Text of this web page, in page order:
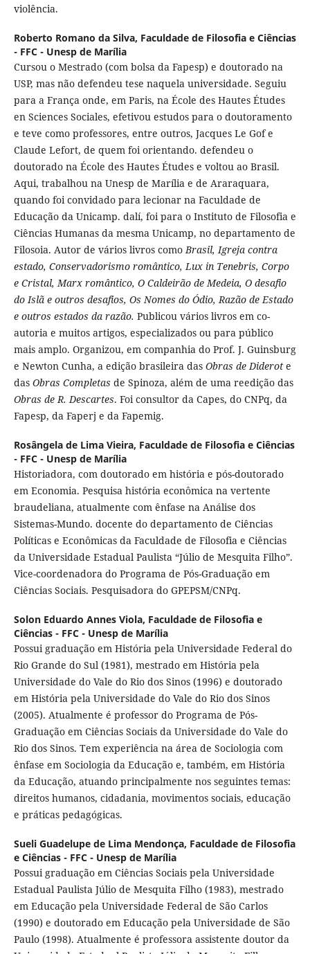
violência.
Roberto Romano da Silva, Faculdade de Filosofia e Ciências
- FFC - Unesp de Marília
Cursou o Mestrado (com bolsa da Fapesp) e doutorado na
USP, mas não defendeu tese naquela universidade. Seguiu
para a França onde, em Paris, na École des Hautes Études
en Sciences Sociales, efetivou estudos para o doutoramento
e teve como professores, entre outros, Jacques Le Gof e
Claude Lefort, de quem foi orientando. defendeu o
doutorado na École des Hautes Études e voltou ao Brasil.
Aqui, trabalhou na Unesp de Marília e de Araraquara,
quando foi convidado para lecionar na Faculdade de
Educação da Unicamp. dalí, foi para o Instituto de Filosofia e
Ciências Humanas da mesma Unicamp, no departamento de
Filosoia. Autor de vários livros comoBrasil, Igreja contra
estado, Conservadorismo romântico, Lux in Tenebris, Corpo
e Cristal, Marx romântico, O Caldeirão de Medeia, O desafio
do Islã e outros desafios, Os Nomes do Ódio, Razão de Estado
e outros estados da razão. Publicou vários livros em co-
autoria e muitos artigos, especializados ou para público
mais amplo. Organizou, em companhia do Prof. J. Guinsburg
e Newton Cunha, a edição brasileira das Obras de Diderote
dasObras Completas de Spinoza, além de uma reedição das
Obras de R. Descartes. Foi consultor da Capes, do CNPq, da
Fapesp, da Faperj e da Fapemig.
Rosângela de Lima Vieira, Faculdade de Filosofia e Ciências
- FFC - Unesp de Marília
Historiadora, com doutorado em história e pós-doutorado
em Economia. Pesquisa história econômica na vertente
braudeliana, atualmente com ênfase na Análise dos
Sistemas-Mundo. docente do departamento de Ciências
Políticas e Econômicas da Faculdade de Filosofia e Ciências
da Universidade Estadual Paulista “Júlio de Mesquita Filho”.
Vice-coordenadora do Programa de Pós-Graduação em
Ciências Sociais. Pesquisadora do GPEPSM/CNPq.
Solon Eduardo Annes Viola, Faculdade de Filosofia e
Ciências - FFC - Unesp de Marília
Possui graduação em História pela Universidade Federal do
Rio Grande do Sul (1981), mestrado em História pela
Universidade do Vale do Rio dos Sinos (1996) e doutorado
em História pela Universidade do Vale do Rio dos Sinos
(2005). Atualmente é professor do Programa de Pós-
Graduação em Ciências Sociais da Universidade do Vale do
Rio dos Sinos. Tem experiência na área de Sociologia com
ênfase em Sociologia da Educação e, também, em História
da Educação, atuando principalmente nos seguintes temas:
direitos humanos, cidadania, movimentos sociais, educação
e práticas pedagógicas.
Sueli Guadelupe de Lima Mendonça, Faculdade de Filosofia
e Ciências - FFC - Unesp de Marília
Possui graduação em Ciências Sociais pela Universidade
Estadual Paulista Júlio de Mesquita Filho (1983), mestrado
em Educação pela Universidade Federal de São Carlos
(1990) e doutorado em Educação pela Universidade de São
Paulo (1998). Atualmente é professora assistente doutor da